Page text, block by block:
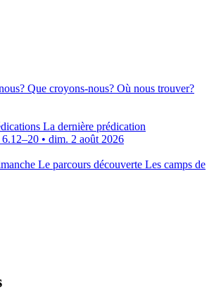
Que croyons-nous? Où nous trouver?
La dernière prédication
• dim. 2 août 2026
Le parcours découverte Les camps de